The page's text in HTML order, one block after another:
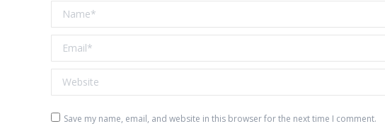
Name *
Email *
Website
Save my name, email, and website in this browser for the next time I comment.